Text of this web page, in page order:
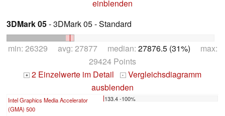
einblenden
3DMark 05- 3DMark 05 - Standard
min: 26329 avg: 27877 median: 27876.5 (31%) max:
29424 Points
+ 2 Einzelwerte im Detail - Vergleichsdiagramm
ausblenden
Intel Graphics Media Accelerator
(GMA) 500
133.4 -100%